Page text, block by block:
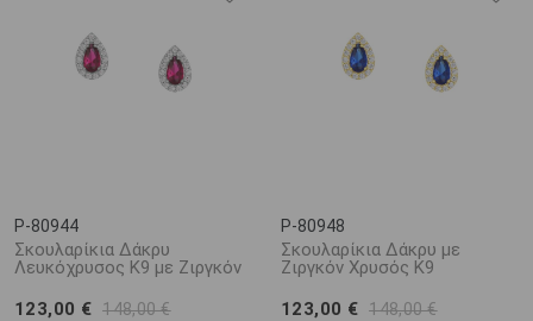
P-80944
Σκουλαρίκια Δάκρυ
Λευκόχρυσος K9 με Ζιργκόν
123,00 € 148,00 €
P-80948
Σκουλαρίκια Δάκρυ με
Ζιργκόν Χρυσός K9
123,00 € 148,00 €